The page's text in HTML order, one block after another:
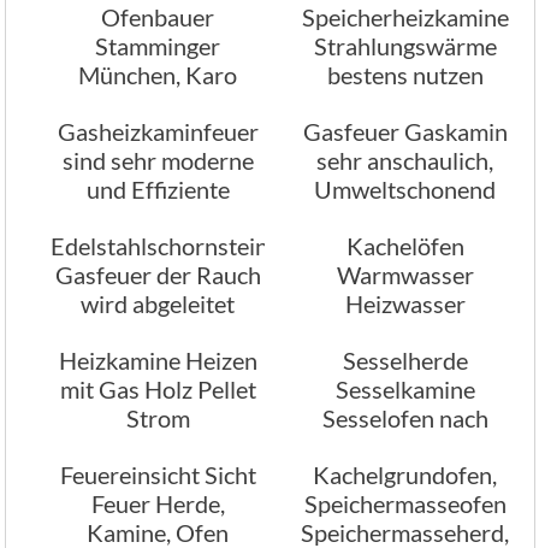
Ofenbauer
Stamminger
München, Karo
Speicherheizkamine
Strahlungswärme
bestens nutzen
Gasheizkaminfeuer
sind sehr moderne
und Effiziente
Gasfeuer Gaskamin
sehr anschaulich,
Umweltschonend
Edelstahlschornstein
Gasfeuer der Rauch
wird abgeleitet
Kachelöfen
Warmwasser
Heizwasser
Problem
Heizkamine Heizen
mit Gas Holz Pellet
Strom
Sesselherde
Sesselkamine
Sesselofen nach
gebaut Ofenbau
Kaminbau
Feuereinsicht Sicht
Feuer Herde,
Kamine, Ofen
Kachelgrundofen,
Speichermasseofen
Speichermasseherd,